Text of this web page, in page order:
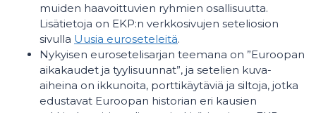
muiden haavoittuvien ryhmien osallisuutta.
Lisätietoja on EKP:n verkkosivujen seteliosion
sivulla Uusia euroseteleitä.
Nykyisen eurosetelisarjan teemana on ”Euroopan
aikakaudet ja tyylisuunnat”, ja setelien kuva-
aiheina on ikkunoita, porttikäytäviä ja siltoja, jotka
edustavat Euroopan historian eri kausien